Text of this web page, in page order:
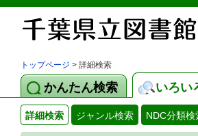
トップページ > 詳細検索
かんたん検索 いろい
詳細検索 ジャンル検索 NDC分類検